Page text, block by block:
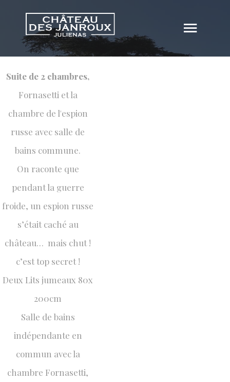
LA CHAMBRE DE
L'ESPION RUSSE
Suite de 2 chambres,
Fornasetti et la
chambre de l'espion
russe avec salle de
bains commune.
On raconte que
pendant la guerre
froide, un espion russe
s’était caché au
château… mais chut !
c’est top secret !
Deux Lits jumeaux 80x
200cm
Salle de bains
indépendante en
commun avec la
chambre Fornasetti,